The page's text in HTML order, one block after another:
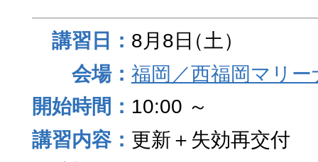
8月8日（土）
福岡／西福岡マリ
10:00 ～
更新＋失効再交付